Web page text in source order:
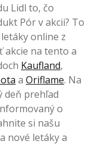
Lidl to, čo
Pór v akcii? To
online z
akcie na tento a
Kaufland,
a Oriflame. Na
deň prehľad
o
si našu
nové letáky a